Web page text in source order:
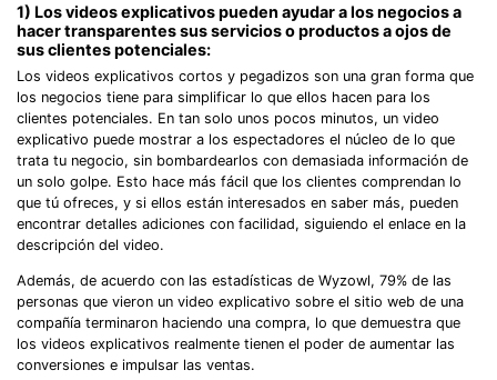
1) Los videos explicativos pueden ayudar a los negocios a
hacer transparentes sus servicios o productos a ojos de
sus clientes potenciales:
Los videos explicativos cortos y pegadizos son una gran forma que
los negocios tiene para simplificar lo que ellos hacen para los
clientes potenciales. En tan solo unos pocos minutos, un video
explicativo puede mostrar a los espectadores el núcleo de lo que
trata tu negocio, sin bombardearlos con demasiada información de
un solo golpe. Esto hace más fácil que los clientes comprendan lo
que tú ofreces, y si ellos están interesados en saber más, pueden
encontrar detalles adiciones con facilidad, siguiendo el enlace en la
descripción del video.
Además, de acuerdo con las estadísticas de Wyzowl, 79% de las
personas que vieron un video explicativo sobre el sitio web de una
compañía terminaron haciendo una compra, lo que demuestra que
los videos explicativos realmente tienen el poder de aumentar las
conversiones e impulsar las ventas.